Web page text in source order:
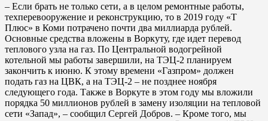
– Если брать не только сети, а в целом ремонтные работы,
техперевооружение и реконструкцию, то в 2019 году «Т
Плюс» в Коми потрачено почти два миллиарда рублей.
Основные средства вложены в Воркуту, где идет перевод
теплового узла на газ. По Центральной водогрейной
котельной мы работы завершили, на ТЭЦ-2 планируем
закончить к июню. К этому времени «Газпром» должен
подать газ на ЦВК, а на ТЭЦ-2 – не позднее ноября
следующего года. Также в Воркуте в этом году мы вложили
порядка 50 миллионов рублей в замену изоляции на тепловой
сети «Запад», – сообщил Сергей Добров. – Кроме того, мы